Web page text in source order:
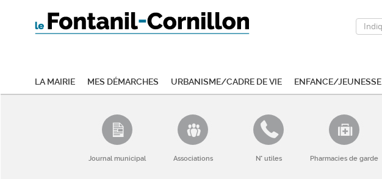
La mairie Mes démarches Urbanisme/Cadre de vie Enfance/Jeunesse
Journal municipal Associations N° utiles Pharmacies de garde